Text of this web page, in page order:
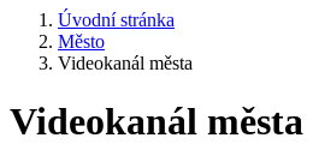
Úvodní stránka
Město
Videokanál města
Videokanál města